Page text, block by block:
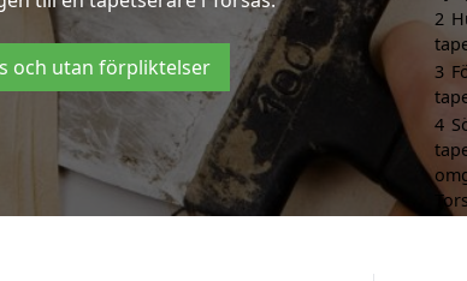
och utan förpliktelser
2
3
4